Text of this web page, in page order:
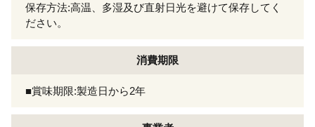
保存方法:高温、多湿及び直射日光を避けて保存してく
ださい。
消費期限
■賞味期限:製造日から2年